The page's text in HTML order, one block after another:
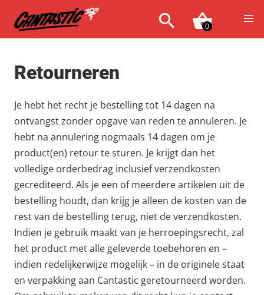
0
Retourneren
Je hebt het recht je bestelling tot 14 dagen na
ontvangst zonder opgave van reden te annuleren. Je
hebt na annulering nogmaals 14 dagen om je
product(en) retour te sturen. Je krijgt dan het
volledige orderbedrag inclusief verzendkosten
gecrediteerd. Als je een of meerdere artikelen uit de
bestelling houdt, dan krijg je alleen de kosten van de
rest van de bestelling terug, niet de verzendkosten.
Indien je gebruik maakt van je herroepingsrecht, zal
het product met alle geleverde toebehoren en –
indien redelijkerwijze mogelijk – in de originele staat
en verpakking aan Cantastic geretourneerd worden.